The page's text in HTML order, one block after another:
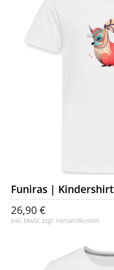
Funiras | Kindershirt
26,90 €
inkl. MwSt. zzgl.Versandkosten